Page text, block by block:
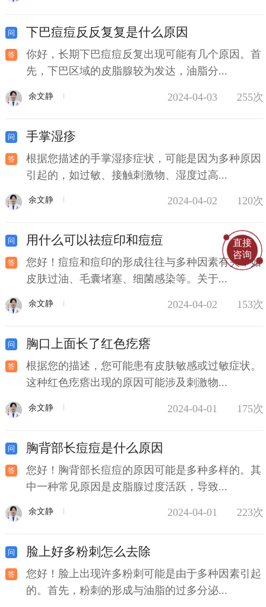
下巴痘痘反反复复是什么原因
你好，长期下巴痘痘反复出现可能有几个原因。首
先，下巴区域的皮脂腺较为发达，油脂分...
余文静 2024-04-03 255次
手掌湿疹
根据您描述的手掌湿疹症状，可能是因为多种原因
引起的，如过敏、接触刺激物、湿度过高...
余文静 2024-04-02 120次
用什么可以祛痘印和痘痘
您好！痘痘和痘印的形成往往与多种因素有关，如
皮肤过油、毛囊堵塞、细菌感染等。关于...
余文静 2024-04-02 153次
胸口上面长了红色疙瘩
根据您的描述，您可能患有皮肤敏感或过敏症状。
这种红色疙瘩出现的原因可能涉及刺激物...
余文静 2024-04-01 175次
胸背部长痘痘是什么原因
您好！胸背部长痘痘的原因可能是多种多样的。其
中一种常见原因是皮脂腺过度活跃，导致...
余文静 2024-04-01 223次
脸上好多粉刺怎么去除
您好！脸上出现许多粉刺可能是由于多种因素引起
的。首先，粉刺的形成与油脂的过多分泌...
直接
咨询